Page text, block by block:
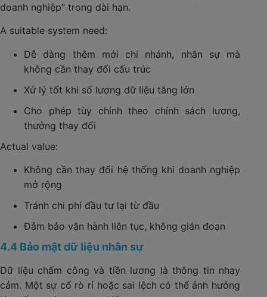
doanh nghiệp” trong dài hạn.
A suitable system need:
Dễ dàng thêm mới chi nhánh, nhân sự mà
không cần thay đổi cấu trúc
Xử lý tốt khi số lượng dữ liệu tăng lớn
Cho phép tùy chỉnh theo chính sách lương,
thưởng thay đổi
Actual value:
Không cần thay đổi hệ thống khi doanh nghiệp
mở rộng
Tránh chi phí đầu tư lại từ đầu
Đảm bảo vận hành liên tục, không gián đoạn
4.4 Bảo mật dữ liệu nhân sự
Dữ liệu chấm công và tiền lương là thông tin nhạy
cảm. Một sự cố rò rỉ hoặc sai lệch có thể ảnh hưởng